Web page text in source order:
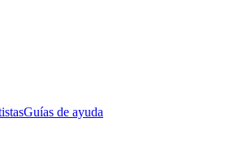
Guías de ayuda